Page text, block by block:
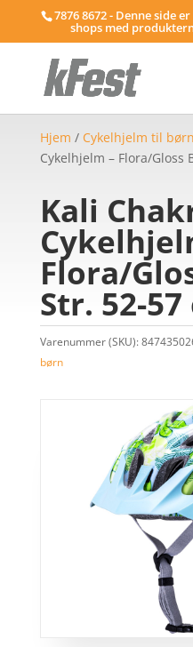
7876 8672 - Denne side
shops med
Hjem / Cykelhjelm til børn
Cykelhjelm – Flora/Gloss
Kali
Flora/
Str. 52-57
Varenummer (SKU):
børn